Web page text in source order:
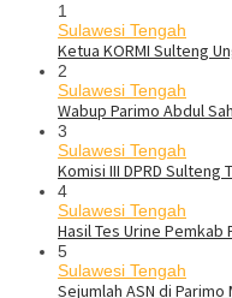
1
Sulawesi Tengah
Ketua KORMI Sulteng
2
Sulawesi Tengah
Wabup Parimo Abdul
3
Sulawesi Tengah
Komisi III DPRD Sulteng
4
Sulawesi Tengah
Hasil Tes Urine
5
Sulawesi Tengah
Sejumlah ASN di